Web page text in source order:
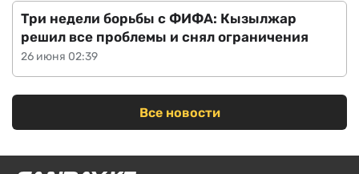
26 июня 02:39
Три недели борьбы с ФИФА: Кызылжар
решил все проблемы и снял ограничения
Все новости